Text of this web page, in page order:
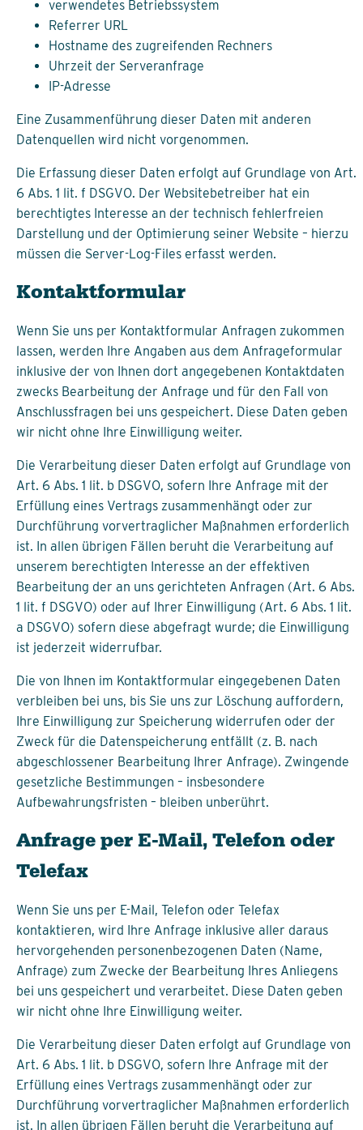
verwendetes Betriebssystem
Referrer URL
Hostname des zugreifenden Rechners
Uhrzeit der Serveranfrage
IP-Adresse
Eine Zusammenführung dieser Daten mit anderen
Datenquellen wird nicht vorgenommen.
Die Erfassung dieser Daten erfolgt auf Grundlage von Art.
6 Abs. 1 lit. f DSGVO. Der Websitebetreiber hat ein
berechtigtes Interesse an der technisch fehlerfreien
Darstellung und der Optimierung seiner Website – hierzu
müssen die Server-Log-Files erfasst werden.
Kontaktformular
Wenn Sie uns per Kontaktformular Anfragen zukommen
lassen, werden Ihre Angaben aus dem Anfrageformular
inklusive der von Ihnen dort angegebenen Kontaktdaten
zwecks Bearbeitung der Anfrage und für den Fall von
Anschlussfragen bei uns gespeichert. Diese Daten geben
wir nicht ohne Ihre Einwilligung weiter.
Die Verarbeitung dieser Daten erfolgt auf Grundlage von
Art. 6 Abs. 1 lit. b DSGVO, sofern Ihre Anfrage mit der
Erfüllung eines Vertrags zusammenhängt oder zur
Durchführung vorvertraglicher Maßnahmen erforderlich
ist. In allen übrigen Fällen beruht die Verarbeitung auf
unserem berechtigten Interesse an der effektiven
Bearbeitung der an uns gerichteten Anfragen (Art. 6 Abs.
1 lit. f DSGVO) oder auf Ihrer Einwilligung (Art. 6 Abs. 1 lit.
a DSGVO) sofern diese abgefragt wurde; die Einwilligung
ist jederzeit widerrufbar.
Die von Ihnen im Kontaktformular eingegebenen Daten
verbleiben bei uns, bis Sie uns zur Löschung auffordern,
Ihre Einwilligung zur Speicherung widerrufen oder der
Zweck für die Datenspeicherung entfällt (z. B. nach
abgeschlossener Bearbeitung Ihrer Anfrage). Zwingende
gesetzliche Bestimmungen – insbesondere
Aufbewahrungsfristen – bleiben unberührt.
Anfrage per E-Mail, Telefon oder
Telefax
Wenn Sie uns per E-Mail, Telefon oder Telefax
kontaktieren, wird Ihre Anfrage inklusive aller daraus
hervorgehenden personenbezogenen Daten (Name,
Anfrage) zum Zwecke der Bearbeitung Ihres Anliegens
bei uns gespeichert und verarbeitet. Diese Daten geben
wir nicht ohne Ihre Einwilligung weiter.
Die Verarbeitung dieser Daten erfolgt auf Grundlage von
Art. 6 Abs. 1 lit. b DSGVO, sofern Ihre Anfrage mit der
Erfüllung eines Vertrags zusammenhängt oder zur
Durchführung vorvertraglicher Maßnahmen erforderlich
ist. In allen übrigen Fällen beruht die Verarbeitung auf